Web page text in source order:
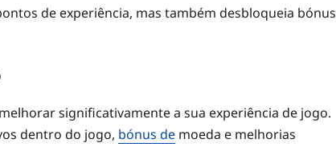
de experiência, mas também desbloqueia bónus
significativamente a sua experiência de jogo.
dentro do jogo, bónus de moeda e melhorias